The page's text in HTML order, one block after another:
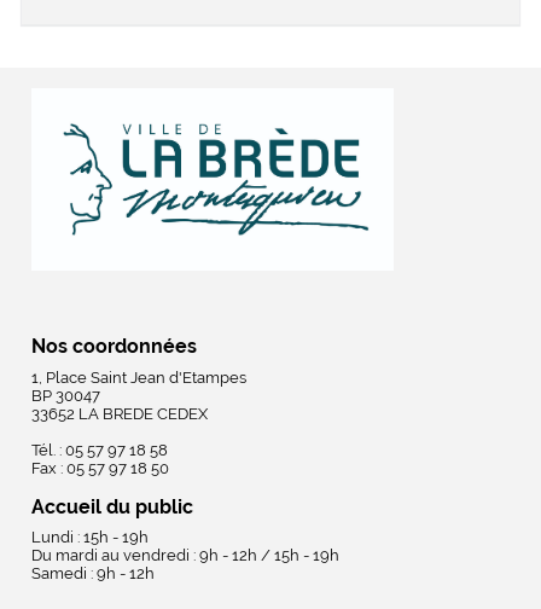
Nos coordonnées
1, Place Saint Jean d'Etampes
BP 30047
33652 LA BREDE CEDEX
Tél. : 05 57 97 18 58
Fax : 05 57 97 18 50
Accueil du public
Lundi : 15h - 19h
Du mardi au vendredi : 9h - 12h / 15h - 19h
Samedi : 9h - 12h